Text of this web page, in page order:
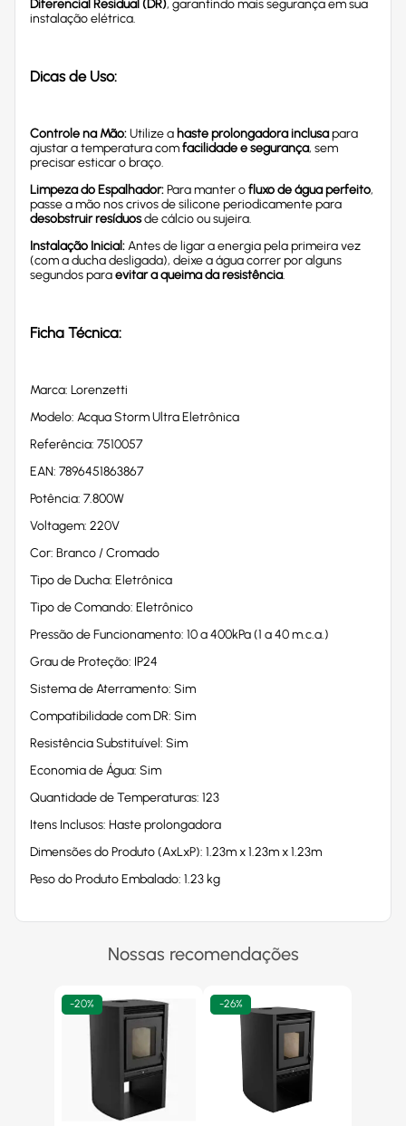
Diferencial Residual (DR), garantindo mais segurança em sua
instalação elétrica.
Dicas de Uso:
Controle na Mão:Utilize a haste prolongadora inclusapara
ajustar a temperatura comfacilidade e segurança, sem
precisar esticar o braço.
Limpeza do Espalhador:Para manter ofluxo de água perfeito,
passe a mão nos crivos de silicone periodicamente para
desobstruir resíduosde cálcio ou sujeira.
Instalação Inicial:Antes de ligar a energia pela primeira vez
(com a ducha desligada), deixe a água correr por alguns
segundos paraevitar a queima da resistência.
Ficha Técnica:
Marca: Lorenzetti
Modelo: Acqua Storm Ultra Eletrônica
Referência: 7510057
EAN: 7896451863867
Potência: 7.800W
Voltagem: 220V
Cor: Branco / Cromado
Tipo de Ducha: Eletrônica
Tipo de Comando: Eletrônico
Pressão de Funcionamento: 10 a 400kPa (1 a 40 m.c.a.)
Grau de Proteção: IP24
Sistema de Aterramento: Sim
Compatibilidade com DR: Sim
Resistência Substituível: Sim
Economia de Água: Sim
Quantidade de Temperaturas: 123
Itens Inclusos: Haste prolongadora
Dimensões do Produto (AxLxP): 1.23m x 1.23m x 1.23m
Peso do Produto Embalado: 1.23 kg
Nossas recomendações
-20% -26%